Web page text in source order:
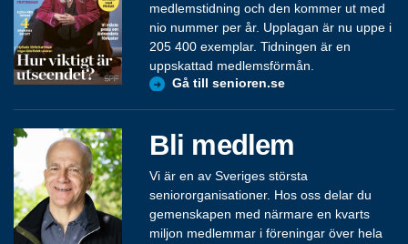
medlemstidning och den kommer ut med
nio nummer per år. Upplagan är nu uppe i
205 400 exemplar. Tidningen är en
uppskattad medlemsförmån.
Gå till senioren.se
Bli medlem
Vi är en av Sveriges största
seniororganisationer. Hos oss delar du
gemenskapen med närmare en kvarts
miljon medlemmar i föreningar över hela